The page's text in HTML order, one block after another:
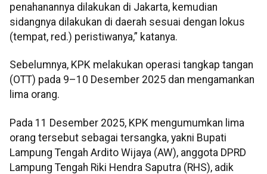
penahanannya dilakukan di Jakarta, kemudian
sidangnya dilakukan di daerah sesuai dengan lokus
(tempat, red.) peristiwanya,” katanya.
Sebelumnya, KPK melakukan operasi tangkap tangan
(OTT) pada 9–10 Desember 2025 dan mengamankan
lima orang.
Pada 11 Desember 2025, KPK mengumumkan lima
orang tersebut sebagai tersangka, yakni Bupati
Lampung Tengah Ardito Wijaya (AW), anggota DPRD
Lampung Tengah Riki Hendra Saputra (RHS), adik